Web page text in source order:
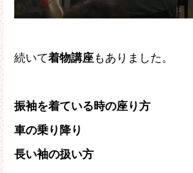
続いて着物講座もありました。
振袖を着ている時の座り方
車の乗り降り
長い袖の扱い方